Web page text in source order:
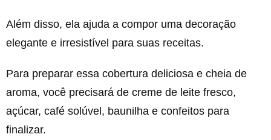
Além disso, ela ajuda a compor uma decoração
elegante e irresistível para suas receitas.
Para preparar essa cobertura deliciosa e cheia de
aroma, você precisará de creme de leite fresco,
açúcar, café solúvel, baunilha e confeitos para
finalizar.